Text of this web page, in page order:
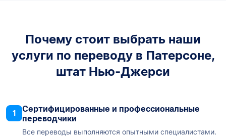
Почему стоит выбрать наши
услуги по переводу в Патерсоне,
штат Нью-Джерси
1
Сертифицированные и профессиональные
переводчики
Все переводы выполняются опытными специалистами.